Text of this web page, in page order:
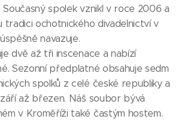
Současný spolek vznikl v roce 2006 a
tradici ochotnického divadelnictví v
navazuje.
dvě až tři inscenace a nabízí
Sezonní předplatné obsahuje sedm
spolků z celé české republiky a
až březen. Náš soubor bývá
v Kroměříži také častým hostem.